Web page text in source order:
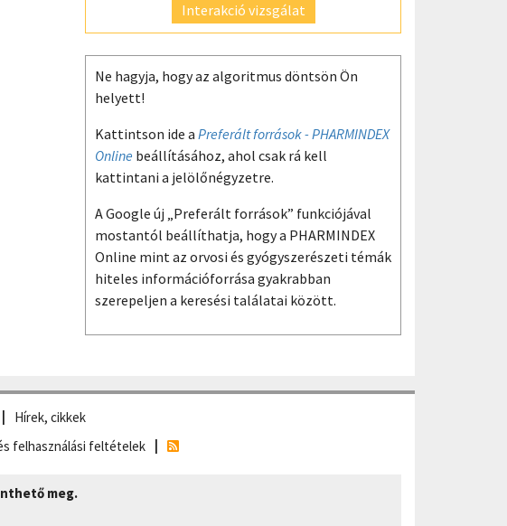
Interakció vizsgálat
Ne hagyja, hogy az algoritmus döntsön Ön
helyett!
Kattintson ide a Preferált források - PHARMINDEX
Online beállításához, ahol csak rá kell
kattintani a jelölőnégyzetre.
A Google új „Preferált források” funkciójával
mostantól beállíthatja, hogy a PHARMINDEX
Online mint az orvosi és gyógyszerészeti témák
hiteles információforrása gyakrabban
szerepeljen a keresési találatai között.
Hírek, cikkek
felhasználási feltételek
meg.